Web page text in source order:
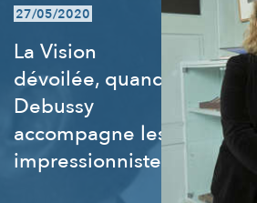
27/05/2020
La Vision
dévoilée, quand
Debussy
accompagne les
impressionnistes